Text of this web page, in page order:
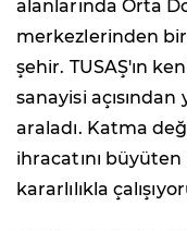
alanlarında Orta
merkezlerinden
şehir. TUSAŞ'ın
sanayisi açısından
araladı. Katma
ihracatını
kararlılıkla